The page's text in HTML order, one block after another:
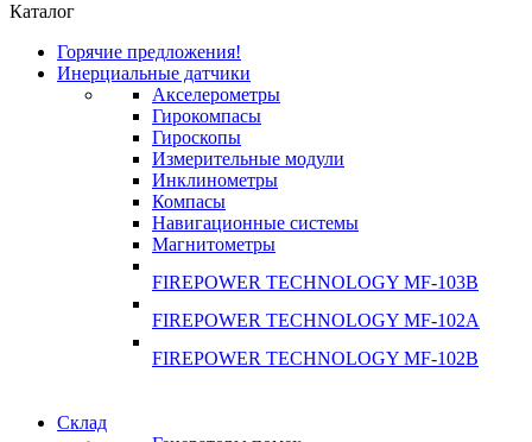
Каталог
Горячие предложения!
Инерциальные датчики
Акселерометры
Гирокомпасы
Гироскопы
Измерительные модули
Инклинометры
Компасы
Навигационные системы
Магнитометры
FIREPOWER TECHNOLOGY MF-103B
FIREPOWER TECHNOLOGY MF-102A
FIREPOWER TECHNOLOGY MF-102B
Склад